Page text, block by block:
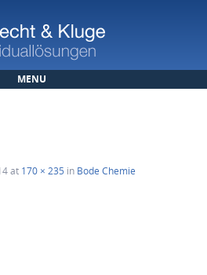
MENU
at 170 × 235 in Bode Chemie